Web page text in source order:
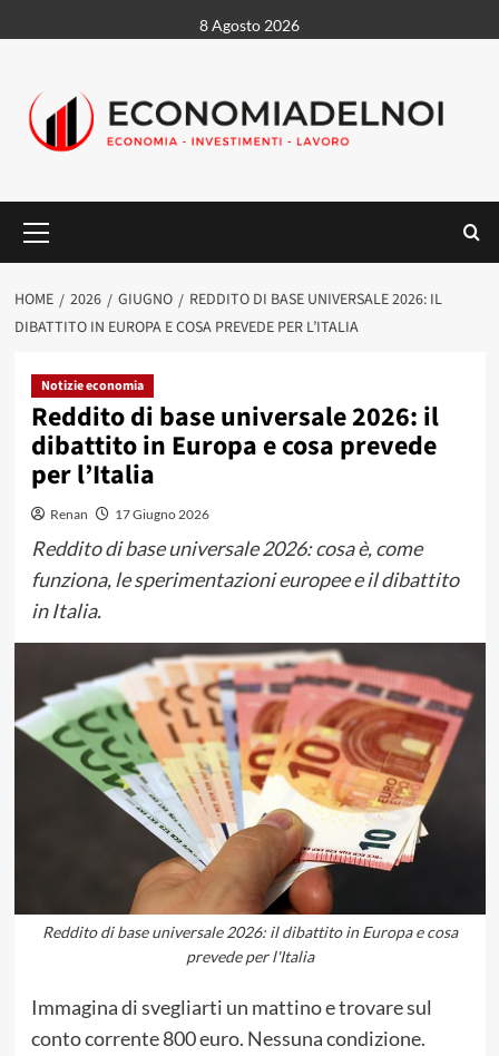
al
8 Agosto 2026
principale
HOME 2026 GIUGNO
REDDITO DI BASE UNIVERSALE 2026: IL
DIBATTITO IN EUROPA E COSA PREVEDE PER L’ITALIA
Notizie economia
Reddito di base universale 2026: il
dibattito in Europa e cosa prevede
per l’Italia
Renan 17 Giugno 2026
Reddito di base universale 2026: cosa è, come
funziona, le sperimentazioni europee e il dibattito
in Italia.
Reddito di base universale 2026: il dibattito in Europa e cosa
prevede per l'Italia
Immagina di svegliarti un mattino e trovare sul
conto corrente 800 euro. Nessuna condizione.